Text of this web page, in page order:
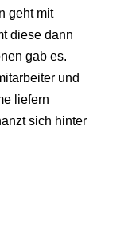
geht mit
diese dann
gab es.
und
liefern
sich hinter